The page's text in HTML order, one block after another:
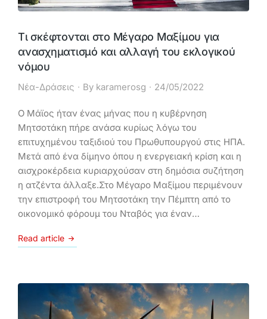
Τι σκέφτονται στο Μέγαρο Μαξίμου για
ανασχηματισμό και αλλαγή του εκλογικού
νόμου
Νέα-Δράσεις By karamerosg 24/05/2022
Ο Μάϊος ήταν ένας μήνας που η κυβέρνηση
Μητσοτάκη πήρε ανάσα κυρίως λόγω του
επιτυχημένου ταξιδιού του Πρωθυπουργού στις ΗΠΑ.
Μετά από ένα δίμηνο όπου η ενεργειακή κρίση και η
αισχροκέρδεια κυριαρχούσαν στη δημόσια συζήτηση
η ατζέντα άλλαξε.Στο Μέγαρο Μαξίμου περιμένουν
την επιστροφή του Μητσοτάκη την Πέμπτη από το
οικονομικό φόρουμ του Νταβός για έναν…
Read article